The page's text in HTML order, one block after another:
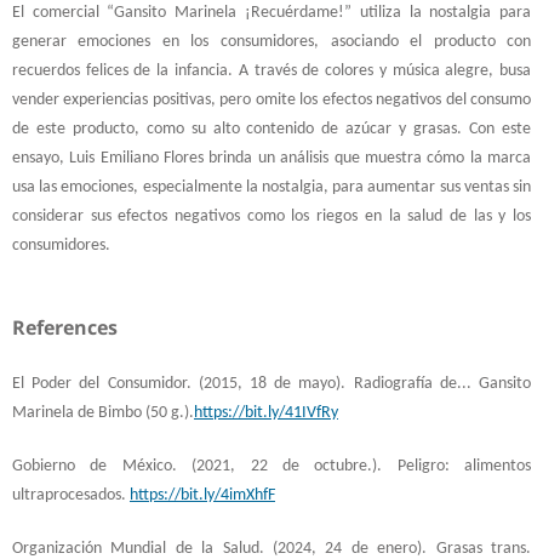
El comercial “Gansito Marinela ¡Recuérdame!” utiliza la nostalgia para
generar emociones en los consumidores, asociando el producto con
recuerdos felices de la infancia. A través de colores y música alegre, busa
vender experiencias positivas, pero omite los efectos negativos del consumo
de este producto, como su alto contenido de azúcar y grasas. Con este
ensayo, Luis Emiliano Flores brinda un análisis que muestra cómo la marca
usa las emociones, especialmente la nostalgia, para aumentar sus ventas sin
considerar sus efectos negativos como los riegos en la salud de las y los
consumidores.
References
El Poder del Consumidor. (2015, 18 de mayo). Radiografía de... Gansito
Marinela de Bimbo (50 g.).https://bit.ly/41IVfRy
Gobierno de México. (2021, 22 de octubre.). Peligro: alimentos
ultraprocesados. https://bit.ly/4imXhfF
Organización Mundial de la Salud. (2024, 24 de enero). Grasas trans.